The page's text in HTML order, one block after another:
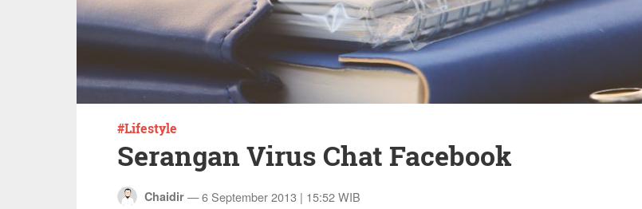
Lifestyle
Serangan Virus Chat Facebook
Chaidir —6 September 2013 | 15:52 WIB